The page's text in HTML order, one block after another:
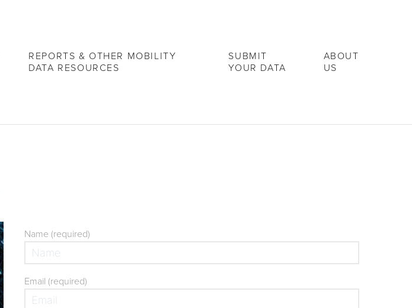
REPORTS & OTHER MOBILITY
DATA RESOURCES
SUBMIT
YOUR DATA
ABOUT
US
Name (required)
Email (required)